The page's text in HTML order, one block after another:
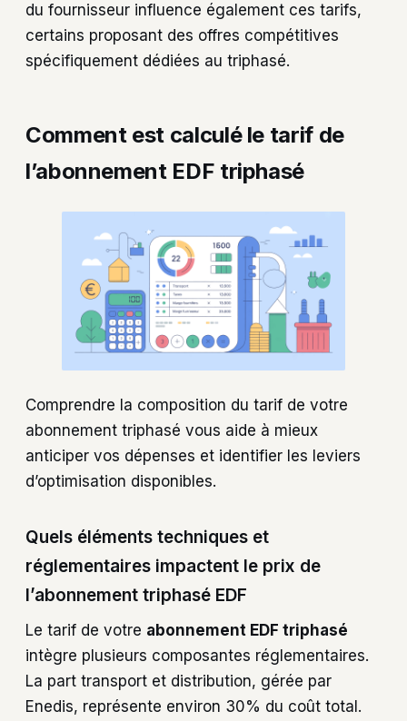
du fournisseur influence également ces tarifs,
certains proposant des offres compétitives
spécifiquement dédiées au triphasé.
Comment est calculé le tarif de
l’abonnement EDF triphasé
Comprendre la composition du tarif de votre
abonnement triphasé vous aide à mieux
anticiper vos dépenses et identifier les leviers
d’optimisation disponibles.
Quels éléments techniques et
réglementaires impactent le prix de
l’abonnement triphasé EDF
Le tarif de votre abonnement EDF triphasé
intègre plusieurs composantes réglementaires.
La part transport et distribution, gérée par
Enedis, représente environ 30% du coût total.